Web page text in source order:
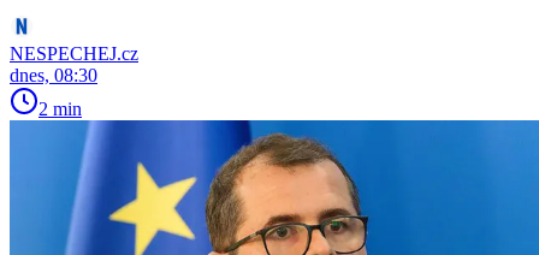
NESPECHEJ.cz
dnes, 08:30
2 min